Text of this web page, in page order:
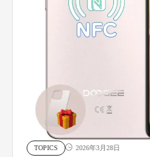
TOPICS 2026年3月28日